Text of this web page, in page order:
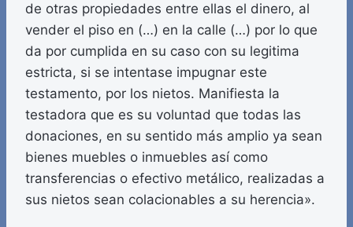
de otras propiedades entre ellas el dinero, al
vender el piso en (…) en la calle (…) por lo que
da por cumplida en su caso con su legitima
estricta, si se intentase impugnar este
testamento, por los nietos. Manifiesta la
testadora que es su voluntad que todas las
donaciones, en su sentido más amplio ya sean
bienes muebles o inmuebles así como
transferencias o efectivo metálico, realizadas a
sus nietos sean colacionables a su herencia».